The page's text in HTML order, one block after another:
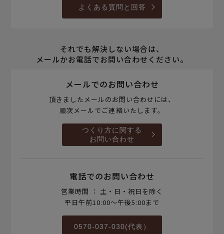
よくある質問と回答
それでも解決しない場合は、
メールかお電話でお問い合わせください。
メールでのお問い合わせ
頂きましたメールのお問い合わせには、
順次メールでご連絡いたします。
つくり方に関する
お問い合わせ
電話でのお問い合わせ
営業時間 ： 土・日・祝日を除く
平日午前10:00～午後5:00まで
0570-037-030(代表）